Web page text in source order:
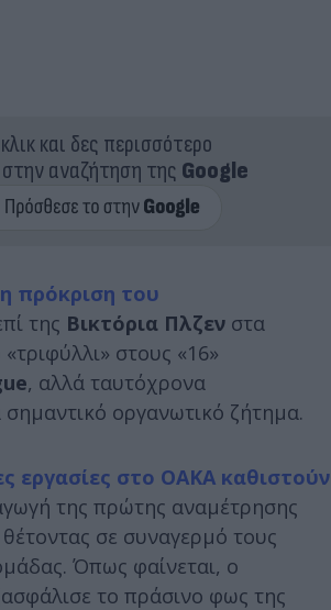
και δες περισσότερο
στην αναζήτηση της Google
πρόκριση του
της Βικτόρια Πλζεν στα
στους «16»
, αλλά ταυτόχρονα
οργανωτικό ζήτημα.
εργασίες στο ΟΑΚΑ καθιστούν
της πρώτης αναμέτρησης
σε συναγερμό τους
Όπως φαίνεται, ο
το πράσινο φως της